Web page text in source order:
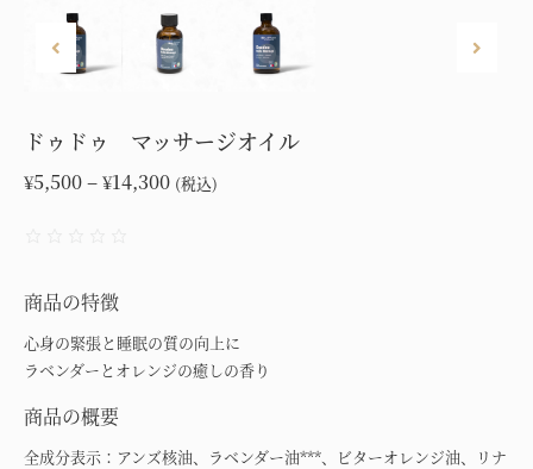
ドゥドゥ マッサージオイル
¥5,500–¥14,300価
格
(税込)
商品の特徴
心身の緊張と睡眠の質の向上に
ラベンダーとオレンジの癒しの香り
商品の概要
全成分表示：アンズ核油、ラベンダー油***、ビターオレンジ油、リナ